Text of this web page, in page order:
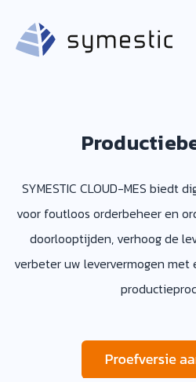
SYMESTIC CLOUD-MES biedt
voor foutloos orderbeheer en
doorlooptijden, verhoog de
verbeter uw leververmogen